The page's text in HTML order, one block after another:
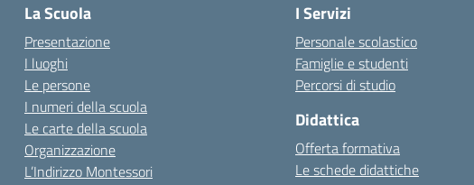
La Scuola
Presentazione
I luoghi
Le persone
I numeri della scuola
Le carte della scuola
Organizzazione
L’Indirizzo Montessori
I Servizi
Personale scolastico
Famiglie e studenti
Percorsi di studio
Didattica
Offerta formativa
Le schede didattiche